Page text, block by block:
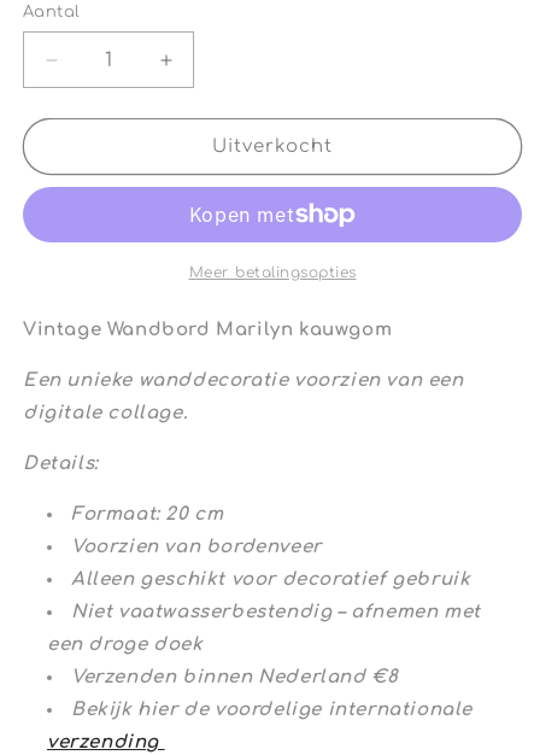
Aantal
Aantal
Aantal
verlagen
voor
Wandbord
Aantal
verhogen
voor
Vintage
Wandbord
kauwgom
Uitverkocht
Meer betalingsopties
Vintage Wandbord Marilyn kauwgom
Een unieke wanddecoratie voorzien van een
digitale collage.
Details:
Formaat: 20 cm
Voorzien van bordenveer
Alleen geschikt voor decoratief gebruik
Niet vaatwasserbestendig – afnemen met
een droge doek
Verzenden binnen Nederland €8
Bekijk hier de voordelige internationale
verzending